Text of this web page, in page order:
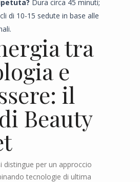
Dura circa 45 minuti;
di 10-15 sedute in base alle
tra
e
il
Beauty
distingue per un approccio
tecnologie di ultima